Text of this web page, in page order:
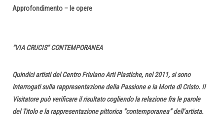
Approfondimento – le opere
“VIA CRUCIS” CONTEMPORANEA
Quindici artisti del Centro Friulano Arti Plastiche, nel 2011, si sono
interrogati sulla rappresentazione della Passione e la Morte di Cristo. Il
Visitatore può verificare il risultato cogliendo la relazione fra le parole
del Titolo e la rappresentazione pittorica “contemporanea” dell’artista.